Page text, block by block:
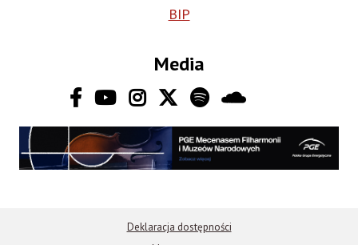
BIP
Media
Deklaracja dostępności